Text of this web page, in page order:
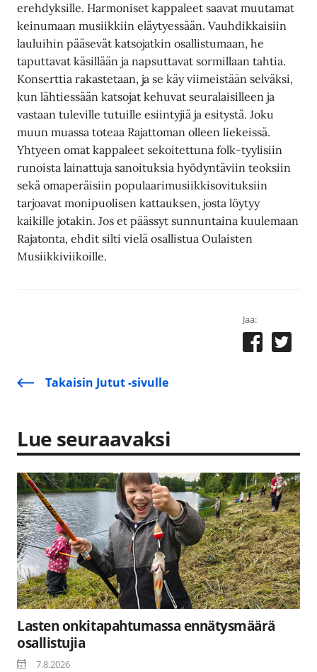
erehdyksille. Harmoniset kappaleet saavat muutamat
keinumaan musiikkiin eläytyessään. Vauhdikkaisiin
lauluihin pääsevät katsojatkin osallistumaan, he
taputtavat käsillään ja napsuttavat sormillaan tahtia.
Konserttia rakastetaan, ja se käy viimeistään selväksi,
kun lähtiessään katsojat kehuvat seuralaisilleen ja
vastaan tuleville tutuille esiintyjiä ja esitystä. Joku
muun muassa toteaa Rajattoman olleen liekeissä.
Yhtyeen omat kappaleet sekoitettuna folk-tyylisiin
runoista lainattuja sanoituksia hyödyntäviin teoksiin
sekä omaperäisiin populaarimusiikkisovituksiin
tarjoavat monipuolisen kattauksen, josta löytyy
kaikille jotakin. Jos et päässyt sunnuntaina kuulemaan
Rajatonta, ehdit silti vielä osallistua Oulaisten
Musiikkiviikoille.
Jaa:
Takaisin Jutut -sivulle
Lue seuraavaksi
Lasten onkitapahtumassa ennätysmäärä
osallistujia
7.8.2026